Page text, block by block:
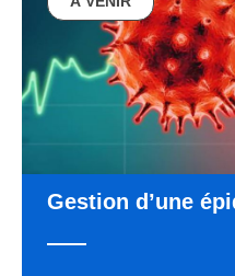
Gestion d’une